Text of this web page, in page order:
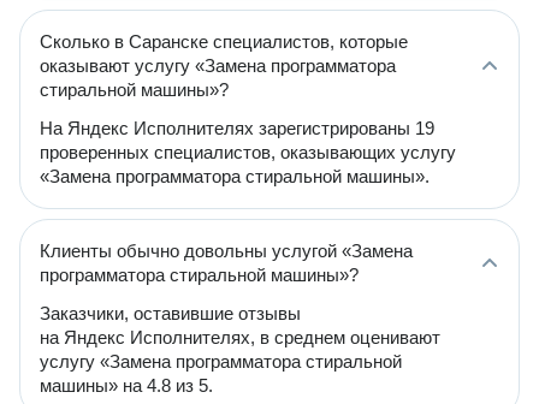
Сколько в Саранске специалистов, которые
оказывают услугу «Замена программатора
стиральной машины»?
На Яндекс Исполнителях зарегистрированы 19
проверенных специалистов, оказывающих услугу
«Замена программатора стиральной машины».
Клиенты обычно довольны услугой «Замена
программатора стиральной машины»?
Заказчики, оставившие отзывы
на Яндекс Исполнителях, в среднем оценивают
услугу «Замена программатора стиральной
машины» на 4.8 из 5.